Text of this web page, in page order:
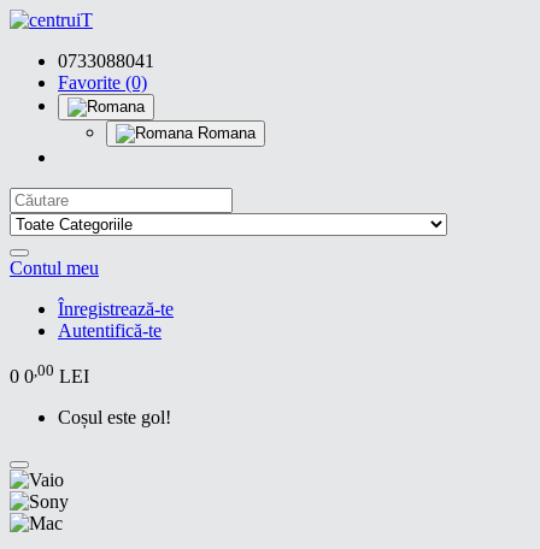
0733088041
Favorite (0)
Romana
Contul meu
Înregistrează-te
Autentifică-te
0 0,00 LEI
Coșul este gol!